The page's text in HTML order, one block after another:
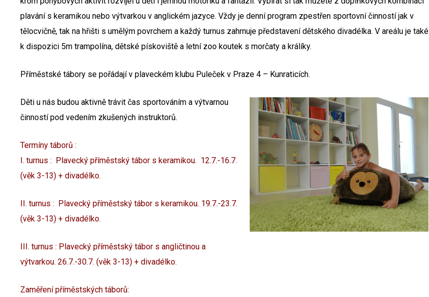
plavání s keramikou nebo výtvarkou v anglickém jazyce. Vždy je denní program zpestřen sportovní činností jak v
tělocvičně, tak na hřišti s umělým povrchem a každý turnus zahrnuje představení dětského divadélka. V areálu je také
k dispozici 5m trampolína, dětské pískoviště a letní zoo koutek s morčaty a králíky.
Příměstské tábory se pořádají v plaveckém klubu Puleček v Praze 4 – Kunraticích.
Děti u nás budou aktivně trávit čas sportováním a výtvarnou
činností pod vedením zkušených instruktorů.
Termíny táborů :
I. turnus : Plavecký příměstský tábor s keramikou. 12.7.-16.7.
(věk 3-13) + divadélko.
II. turnus : Plavecký příměstský tábor s keramikou. 19.7.-23.7.
(věk 3-13) + divadélko.
III. turnus : Plavecký příměstský tábor s angličtinou a
výtvarkou. 26.7.-30.7. (věk 3-13) + divadélko.
Zaměření příměstských táborů: